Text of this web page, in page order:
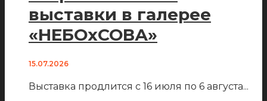
выставки в галерее
«НЕБОхСОВА»
15.07.2026
Выставка продлится с 16 июля по 6 августа...